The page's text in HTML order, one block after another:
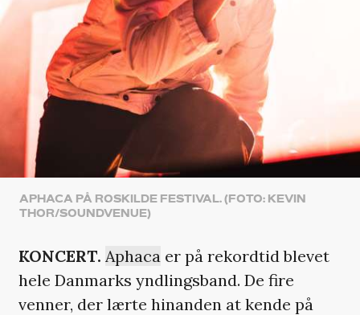
APHACA PÅ ROSKILDE FESTIVAL. (FOTO: KEVIN
THOR/SOUNDVENUE)
KONCERT. Aphaca er på rekordtid blevet
hele Danmarks yndlingsband. De fire
venner, der lærte hinanden at kende på